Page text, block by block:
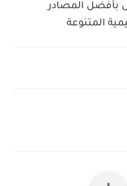
بأفضل المصادر
المتنوعة